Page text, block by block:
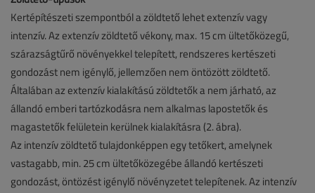
Kertépítészeti szempontból a zöldtető lehet extenzív vagy
intenzív. Az extenzív zöldtető vékony, max. 15 cm ültetőközegű,
szárazságtűrő növényekkel telepített, rendszeres kertészeti
gondozást nem igénylő, jellemzően nem öntözött zöldtető.
Általában az extenzív kialakítású zöldtetők a nem járható, az
állandó emberi tartózkodásra nem alkalmas lapostetők és
magastetők felületein kerülnek kialakításra (2. ábra).
Az intenzív zöldtető tulajdonképpen egy tetőkert, amelynek
vastagabb, min. 25 cm ültetőközegébe állandó kertészeti
gondozást, öntözést igénylő növényzetet telepítenek. Az intenzív